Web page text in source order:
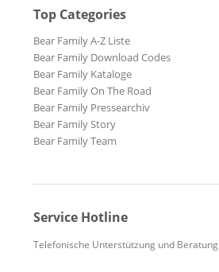
Top Categories
Bear Family A-Z Liste
Bear Family Download Codes
Bear Family Kataloge
Bear Family On The Road
Bear Family Pressearchiv
Bear Family Story
Bear Family Team
Service Hotline
Telefonische Unterstützung und